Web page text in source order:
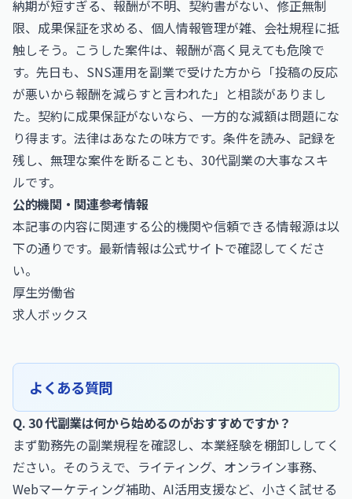
納期が短すぎる、報酬が不明、契約書がない、修正無制
限、成果保証を求める、個人情報管理が雑、会社規程に抵
触しそう。こうした案件は、報酬が高く見えても危険で
す。先日も、SNS運用を副業で受けた方から「投稿の反応
が悪いから報酬を減らすと言われた」と相談がありまし
た。契約に成果保証がないなら、一方的な減額は問題にな
り得ます。法律はあなたの味方です。条件を読み、記録を
残し、無理な案件を断ることも、30代副業の大事なスキ
ルです。
公的機関・関連参考情報
本記事の内容に関連する公的機関や信頼できる情報源は以
下の通りです。最新情報は公式サイトで確認してくださ
い。
厚生労働省
求人ボックス
よくある質問
Q. 30 代副業は何から始めるのがおすすめですか？
まず勤務先の副業規程を確認し、本業経験を棚卸ししてく
ださい。そのうえで、ライティング、オンライン事務、
Webマーケティング補助、AI活用支援など、小さく試せる